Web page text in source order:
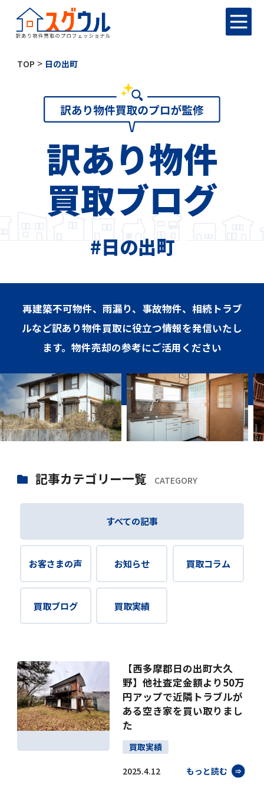
TOP > 日の出町
訳あり物件
買取ブログ
#日の出町
再建築不可物件、雨漏り、事故物件、相続トラブ
ルなど訳あり物件買取に役立つ情報を発信いたし
ます。物件売却の参考にご活用ください
記事カテゴリー一覧 CATEGORY
すべての記事
お客さまの声 お知らせ 買取コラム
買取ブログ 買取実績
【西多摩郡日の出町大久
野】他社査定金額より50万
円アップで近隣トラブルが
ある空き家を買い取りまし
た
買取実績
2025.4.12 もっと読む